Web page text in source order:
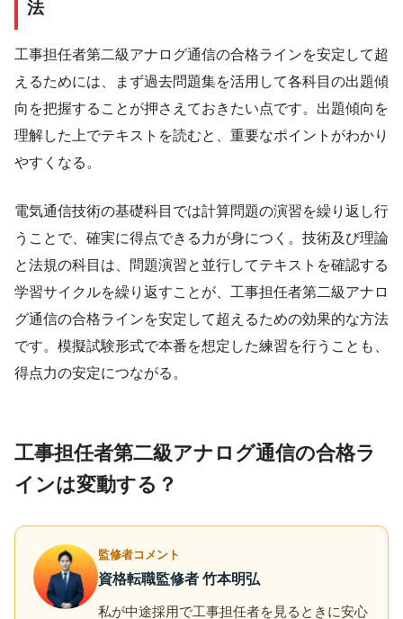
法
工事担任者第二級アナログ通信の合格ラインを安定して超
えるためには、まず過去問題集を活用して各科目の出題傾
向を把握することが押さえておきたい点です。出題傾向を
理解した上でテキストを読むと、重要なポイントがわかり
やすくなる。
電気通信技術の基礎科目では計算問題の演習を繰り返し行
うことで、確実に得点できる力が身につく。技術及び理論
と法規の科目は、問題演習と並行してテキストを確認する
学習サイクルを繰り返すことが、工事担任者第二級アナロ
グ通信の合格ラインを安定して超えるための効果的な方法
です。模擬試験形式で本番を想定した練習を行うことも、
得点力の安定につながる。
工事担任者第二級アナログ通信の合格ラ
インは変動する？
監修者コメント
資格転職監修者 竹本明弘
私が中途採用で工事担任者を見るときに安心